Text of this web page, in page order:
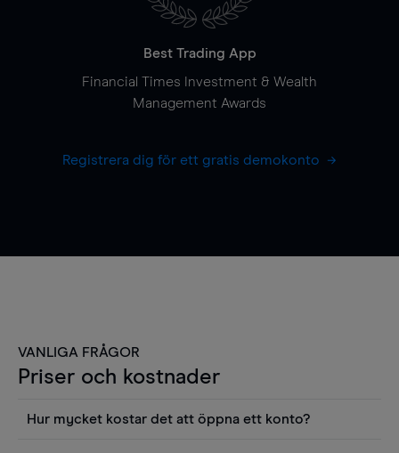
Best Trading App
Financial Times Investment & Wealth
Management Awards
Registrera dig för ett gratis demokonto
VANLIGA FRÅGOR
Priser och kostnader
Hur mycket kostar det att öppna ett konto?